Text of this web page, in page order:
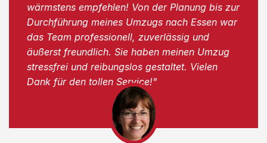
wärmstens empfehlen! Von der Planung bis zur
Durchführung meines Umzugs nach Essen war
das Team professionell, zuverlässig und
äußerst freundlich. Sie haben meinen Umzug
stressfrei und reibungslos gestaltet. Vielen
Dank für den tollen Service!"